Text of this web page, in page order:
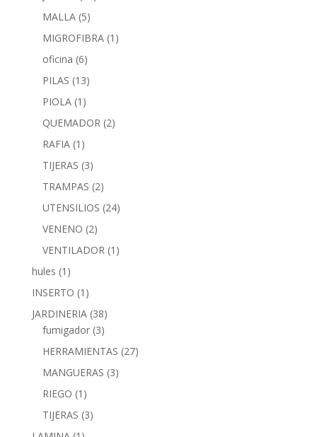
MALLA (5)
MIGROFIBRA (1)
oficina (6)
PILAS (13)
PIOLA (1)
QUEMADOR (2)
RAFIA (1)
TIJERAS (3)
TRAMPAS (2)
UTENSILIOS (24)
VENENO (2)
VENTILADOR (1)
hules (1)
INSERTO (1)
JARDINERIA (38)
fumigador (3)
HERRAMIENTAS (27)
MANGUERAS (3)
RIEGO (1)
TIJERAS (3)